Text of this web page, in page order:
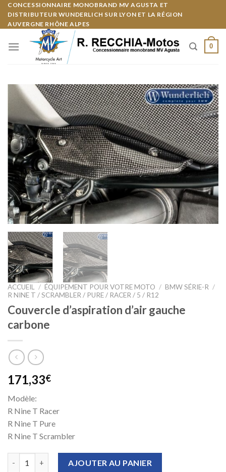
Skip
content
CONCESSIONNAIRE MONOBRAND MV AGUSTA ET
DISTRIBUTEUR WUNDERLICH SUR LYON ET LA RÉGION
AUVERGNE RHÔNE ALPES
0
ACCUEIL / ÉQUIPEMENT POUR VOTRE MOTO / BMW SÉRIE-R /
R NINE T / SCRAMBLER / PURE / RACER / 5 / R12
Couvercle d’aspiration d’air gauche
carbone
171,33€
Modèle:
R Nine T Racer
R Nine T Pure
R Nine T Scrambler
AJOUTER AU PANIER
Panneau de gestion des cookies